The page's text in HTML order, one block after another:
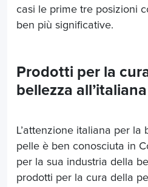
casi le prime tre posizioni
ben più significative.
Prodotti per la
bellezza all’italiana
L’attenzione italiana per
pelle è ben conosciuta in
per la sua industria della
prodotti per la cura della